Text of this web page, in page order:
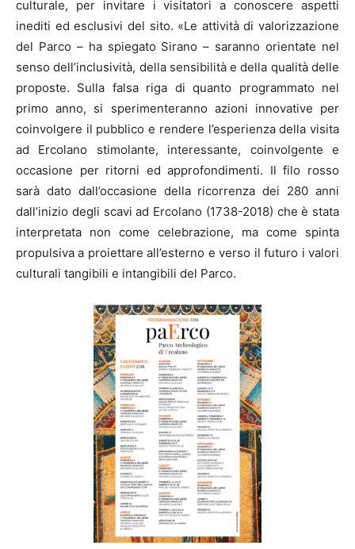
culturale, per invitare i visitatori a conoscere aspetti
inediti ed esclusivi del sito. «Le attività di valorizzazione
del Parco – ha spiegato Sirano – saranno orientate nel
senso dell’inclusività, della sensibilità e della qualità delle
proposte. Sulla falsa riga di quanto programmato nel
primo anno, si sperimenteranno azioni innovative per
coinvolgere il pubblico e rendere l’esperienza della visita
ad Ercolano stimolante, interessante, coinvolgente e
occasione per ritorni ed approfondimenti. Il filo rosso
sarà dato dall’occasione della ricorrenza dei 280 anni
dall’inizio degli scavi ad Ercolano (1738-2018) che è stata
interpretata non come celebrazione, ma come spinta
propulsiva a proiettare all’esterno e verso il futuro i valori
culturali tangibili e intangibili del Parco.